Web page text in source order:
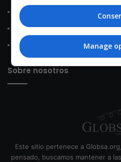
Contacto
Política de Privacidad
Política de Cookies
Sobre nosotros
Este sitio pertenece a
pensado, buscamos mantener a
Manage